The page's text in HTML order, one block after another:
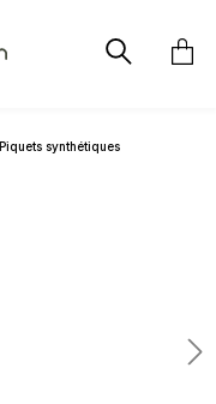
Piquets synthétiques